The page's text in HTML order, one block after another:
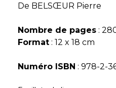
De BELSŒUR Pierre
Nombre de pages :
Format : 12 x 18 cm
Numéro ISBN : 978-2-